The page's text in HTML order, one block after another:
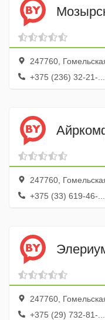
247760, Гомельская
+375 (236) 32-21-...
247760, Гомельская обл.,
+375 (33) 619-46-...
247760, Гомельская
+375 (29) 732-81-...